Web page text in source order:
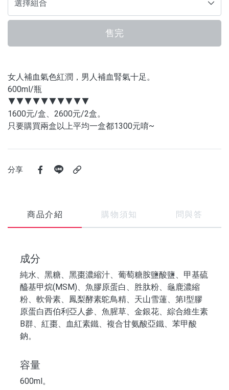
售完
女人補血氣色紅潤，男人補血腎氣十足。
600ml/瓶
▼▼▼▼▼▼▼▼▼▼
1600元/盒、2600元/2盒。
只要購買兩盒以上平均一盒都1300元唷~
分享
商品介紹 購物須知 問與答
成分
純水、黑糖、黑棗濃縮汁、葡萄糖胺鹽酸鹽、甲基硫
醯基甲烷(MSM)、魚膠原蛋白、胜肽粉、龜鹿濃縮
粉、軟骨素、鳳梨酵素鴕鳥精、天山雪蓮、第I型膠
原蛋白西伯利亞人參、魚腥草、金銀花、綜合維生素
B群、紅棗、血紅素鐵、複合甘氨酸亞鐵、苯甲酸
鈉。
容量
600ml。